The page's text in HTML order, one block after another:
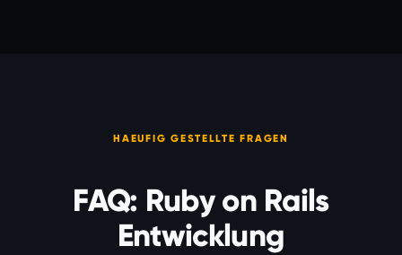
HAEUFIG GESTELLTE FRAGEN
FAQ: Ruby on Rails
Entwicklung